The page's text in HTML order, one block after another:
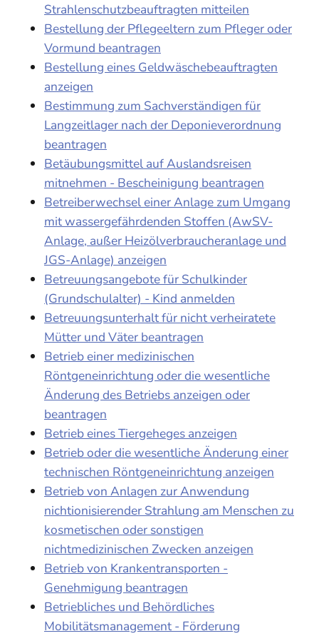
Strahlenschutzbeauftragten mitteilen
Bestellung der Pflegeeltern zum Pfleger oder
Vormund beantragen
Bestellung eines Geldwäschebeauftragten
anzeigen
Bestimmung zum Sachverständigen für
Langzeitlager nach der Deponieverordnung
beantragen
Betäubungsmittel auf Auslandsreisen
mitnehmen - Bescheinigung beantragen
Betreiberwechsel einer Anlage zum Umgang
mit wassergefährdenden Stoffen (AwSV-
Anlage, außer Heizölverbraucheranlage und
JGS-Anlage) anzeigen
Betreuungsangebote für Schulkinder
(Grundschulalter) - Kind anmelden
Betreuungsunterhalt für nicht verheiratete
Mütter und Väter beantragen
Betrieb einer medizinischen
Röntgeneinrichtung oder die wesentliche
Änderung des Betriebs anzeigen oder
beantragen
Betrieb eines Tiergeheges anzeigen
Betrieb oder die wesentliche Änderung einer
technischen Röntgeneinrichtung anzeigen
Betrieb von Anlagen zur Anwendung
nichtionisierender Strahlung am Menschen zu
kosmetischen oder sonstigen
nichtmedizinischen Zwecken anzeigen
Betrieb von Krankentransporten -
Genehmigung beantragen
Betriebliches und Behördliches
Mobilitätsmanagement - Förderung